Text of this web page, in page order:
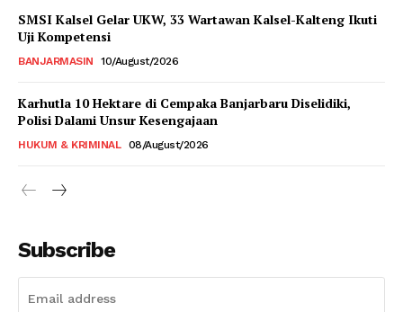
SMSI Kalsel Gelar UKW, 33 Wartawan Kalsel-Kalteng Ikuti
Uji Kompetensi
BANJARMASIN 10/August/2026
Karhutla 10 Hektare di Cempaka Banjarbaru Diselidiki,
Polisi Dalami Unsur Kesengajaan
HUKUM & KRIMINAL 08/August/2026
Subscribe